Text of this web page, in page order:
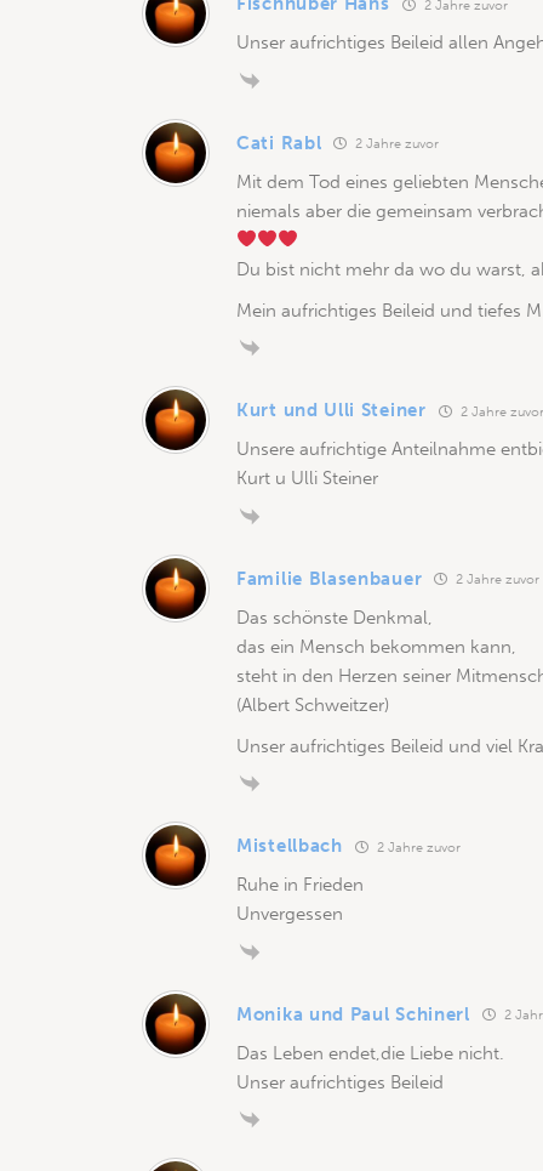
2 Jahre zuvor
Unser aufrichtiges Beileid allen
Cati Rabl 2 Jahre zuvor
Mit dem Tod eines geliebten
niemals aber die gemeinsam
Du bist nicht mehr da wo du warst,
Mein aufrichtiges Beileid und tiefes
Kurt und Ulli Steiner 2 Jahre zuvor
Unsere aufrichtige Anteilnahme
Kurt u Ulli Steiner
Familie Blasenbauer 2 Jahre zuvor
Das schönste Denkmal,
das ein Mensch bekommen kann,
steht in den Herzen seiner
(Albert Schweitzer)
Unser aufrichtiges Beileid und viel
Mistellbach 2 Jahre zuvor
Ruhe in Frieden
Unvergessen
Monika und Paul Schinerl 2
Das Leben endet,die Liebe nicht.
Unser aufrichtiges Beileid